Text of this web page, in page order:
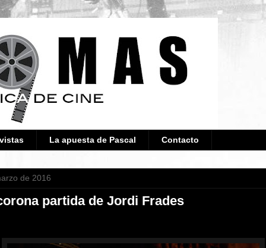
La apuesta de Pascal Contacto
de 2016
partida de Jordi Frades